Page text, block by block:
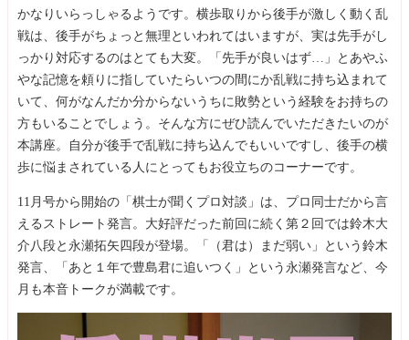
かなりいらっしゃるようです。横歩取りから後手が激しく動く乱
戦は、後手がちょっと無理といわれてはいますが、実は先手がし
っかり対応するのはとても大変。「先手が良いはず…」とあやふ
やな記憶を頼りに指していたらいつの間にか乱戦に持ち込まれて
いて、何がなんだか分からないうちに敗勢という経験をお持ちの
方もいることでしょう。そんな方にぜひ読んでいただきたいのが
本講座。自分が後手で乱戦に持ち込んでもいいですし、後手の横
歩に悩まされている人にとってもお役立ちのコーナーです。
11月号から開始の「棋士が聞くプロ対談」は、プロ同士だから言
えるストレート発言。大好評だった前回に続く第２回では鈴木大
介八段と永瀬拓矢四段が登場。「（君は）まだ弱い」という鈴木
発言、「あと１年で豊島君に追いつく」という永瀬発言など、今
月も本音トークが満載です。